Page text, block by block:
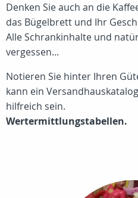
Denken Sie auch an die
das Bügelbrett und Ihr
Alle Schrankinhalte und
vergessen...
Notieren Sie hinter Ihren
kann ein
hilfreich sein.
Wertermittlungstabellen.